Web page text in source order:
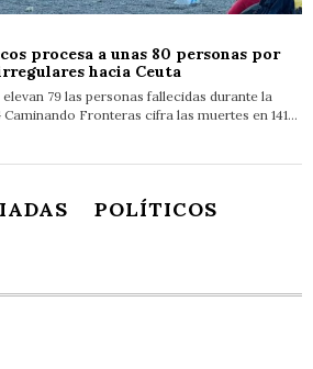
procesa a unas 80 personas por
hacia Ceuta
79 las personas fallecidas durante la
Fronteras cifra las muertes en 141…
POLÍTICOS